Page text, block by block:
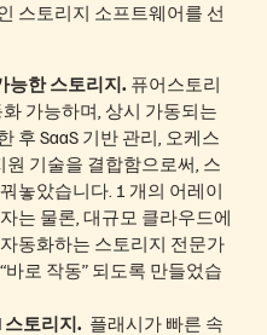
스토리지 소프트웨어를 선
능한 스토리지. 퓨어스토리
가능하며, 상시 가동되는
후 SaaS 기반 관리, 오케스
원 기술을 결합함으로써, 스
놓았습니다. 1 개의 어레이
는 물론, 대규모 클라우드에
동화하는 스토리지 전문가
로 작동” 되도록 만들었습
토리지. 플래시가 빠른 속